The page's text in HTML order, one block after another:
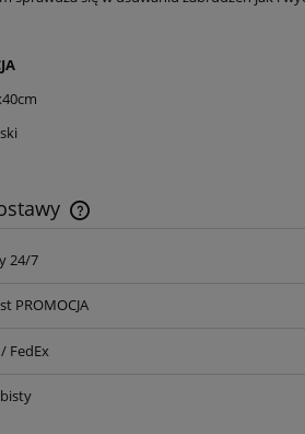
Cena nie zawiera ewentualnych
24/7
PROMOCJA
FedEx